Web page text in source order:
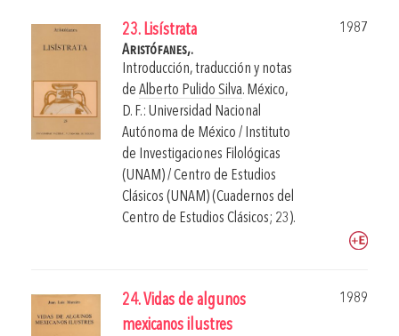
23. Lisístrata
1987
Aristófanes,.
Introducción, traducción y notas
de Alberto Pulido Silva. México,
D. F.: Universidad Nacional
Autónoma de México / Instituto
de Investigaciones Filológicas
(UNAM) / Centro de Estudios
Clásicos (UNAM) (Cuadernos del
Centro de Estudios Clásicos; 23).
24. Vidas de algunos
mexicanos ilustres
1989